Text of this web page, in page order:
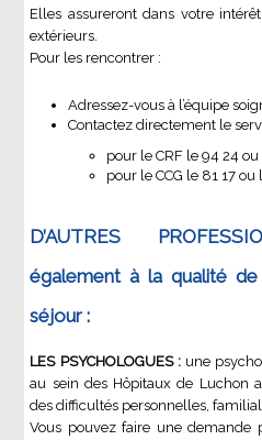
Elles assureront dans votre
extérieurs.
Pour les rencontrer :
Adressez-vous à l’équipe
Contactez directement le
pour le CRF le 94 24
pour le CCG le 81 17
D’AUTRES
également à la qualité
séjour :
LES PSYCHOLOGUES :une
au sein des Hôpitaux de Luchon
des difficultés personnelles,
Vous pouvez faire une demande